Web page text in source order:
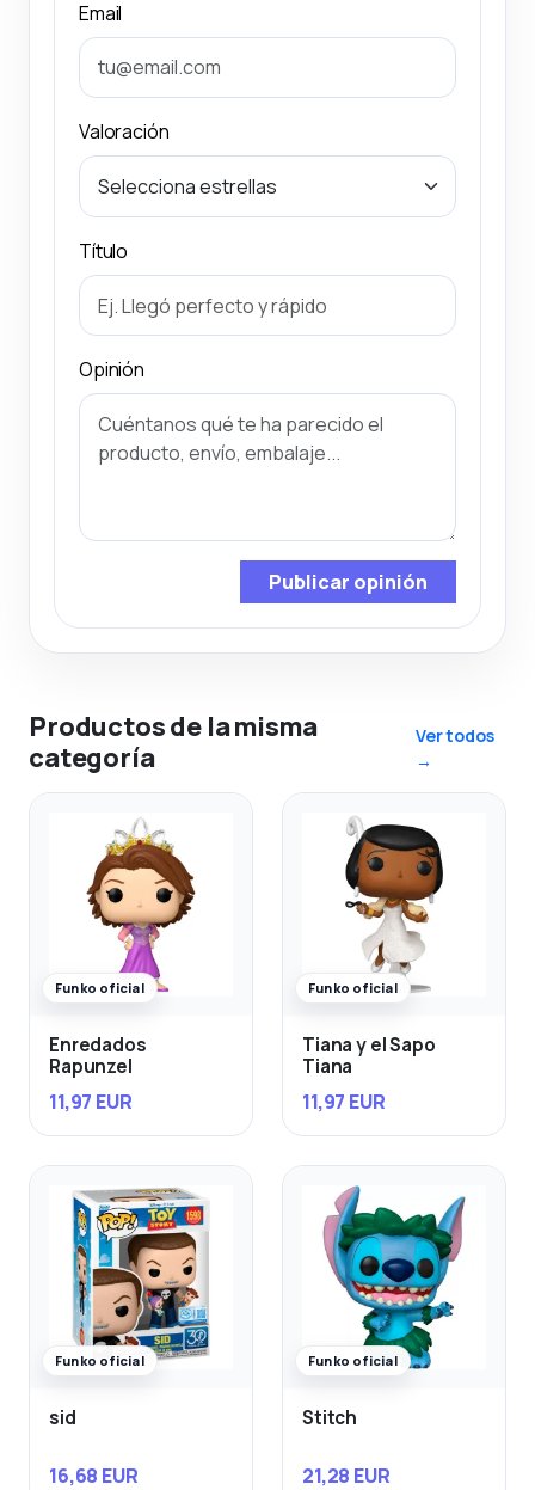
Email
Valoración
Título
Opinión
Publicar opinión
Productos de la misma
categoría
Ver todos
→
Funko oficial
Enredados
Rapunzel
11,97 EUR
Funko oficial
Tiana y el Sapo
Tiana
11,97 EUR
Funko oficial
sid
16,68 EUR
Funko oficial
Stitch
21,28 EUR